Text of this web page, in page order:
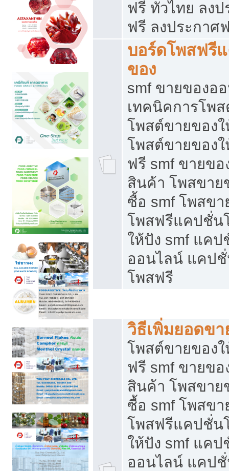
ฟรี ทั่วไทย ลง
ฟรี ลงประกาศ
บอร์ดโพสฟรี
ของ
smf ขายของอ
เทคนิคการโพ
โพสต์ขายของ
โพสต์ขายของ
ฟรี smf ขายข
สินค้า โพสขาย
ซื้อ smf โพสข
โพสฟรีแคปชั่น
ให้ปัง smf แค
ออนไลน์ แคป
โพสฟรี
วิธีเพิ่มยอดข
โพสต์ขายของ
ฟรี smf ขายข
สินค้า โพสขาย
ซื้อ smf โพสข
โพสฟรีแคปชั่น
ให้ปัง smf แค
ออนไลน์ แคป